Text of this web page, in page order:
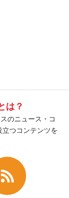
は？
のニュース・コ
つコンテンツを